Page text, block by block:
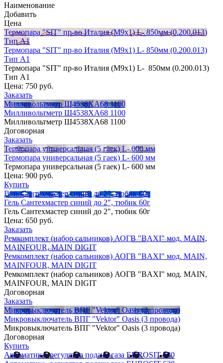
Наименование
Добавить
Цена
Термопара "SIT" пр-во Италия (М9х1) L- 850мм (0.200.013)
Тип А1
Термопара "SIT" пр-во Италия (М9х1) L- 850мм (0.200.013)
Тип А1
Термопара "SIT" пр-во Италия (М9х1) L- 850мм (0.200.013)
Тип А1
Цена: 750 руб.
Заказать
Милливольтметр Ш4538ХА68 1100
Милливольтметр Ш4538ХА68 1100
Милливольтметр Ш4538ХА68 1100
Договорная
Заказать
Термопара универсальная (5 гаек) L- 600 мм
Термопара универсальная (5 гаек) L- 600 мм
Термопара универсальная (5 гаек) L- 600 мм
Цена: 900 руб.
Купить
Гель Сантехмастер синий до 2", тюбик 60г
Гель Сантехмастер синий до 2", тюбик 60г
Гель Сантехмастер синий до 2", тюбик 60г
Цена: 650 руб.
Заказать
Ремкомплект (набор сальников) АОГВ "BAXI" мод. MAIN,
MAINFOUR, MAIN DIGIT
Ремкомплект (набор сальников) АОГВ "BAXI" мод. MAIN,
MAINFOUR, MAIN DIGIT
Ремкомплект (набор сальников) АОГВ "BAXI" мод. MAIN,
MAINFOUR, MAIN DIGIT
Договорная
Заказать
Микровыключатель ВПГ "Vektor" Oasis (3 провода)
Микровыключатель ВПГ "Vektor" Oasis (3 провода)
Микровыключатель ВПГ "Vektor" Oasis (3 провода)
Договорная
Купить
Автоматика- регулятор подачи газа EUROSIT 630